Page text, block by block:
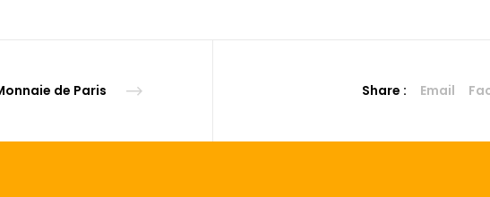
de Paris Share : Email